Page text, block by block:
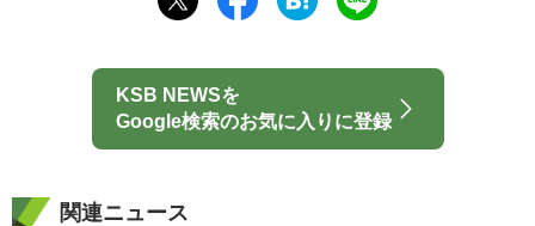
KSB NEWSを
Google検索のお気に入りに登録
関連ニュース